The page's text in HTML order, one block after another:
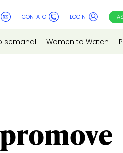
CONTATO LOGIN
semanal Women to Watch